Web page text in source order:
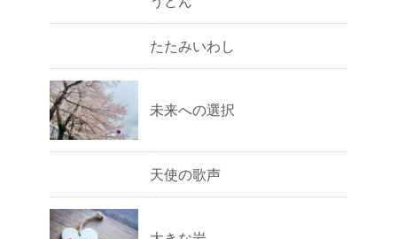
たたみいわし
未来への選択
天使の歌声